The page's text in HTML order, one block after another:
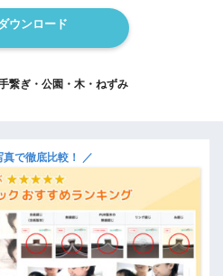
繋ぎ・公園・木・ねずみ
真で徹底比較！ ／